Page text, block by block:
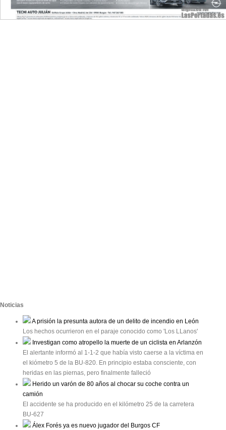
Noticias
A prisión la presunta autora de un delito de incendio en León
Los hechos ocurrieron en el paraje conocido como 'Los LLanos'
Investigan como atropello la muerte de un ciclista en Arlanzón
El alertante informó al 1-1-2 que había visto caerse a la víctima en
el kiómetro 5 de la BU-820. En principio estaba consciente, con
heridas en las piernas, pero finalmente falleció
Herido un varón de 80 años al chocar su coche contra un
camión
El accidente se ha producido en el kilómetro 25 de la carretera
BU-627
Álex Forés ya es nuevo jugador del Burgos CF